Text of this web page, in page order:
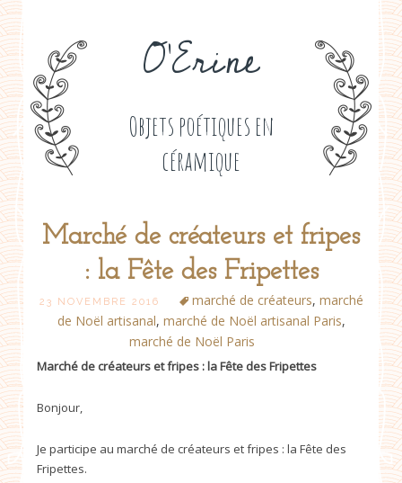
O'Erine
Objets poétiques en
céramique
Marché de créateurs et fripes
: la Fête des Fripettes
23 NOVEMBRE 2016 marché de créateurs, marché
de Noël artisanal, marché de Noël artisanal Paris,
marché de Noël Paris
Marché de créateurs et fripes : la Fête des Fripettes
Bonjour,
Je participe au marché de créateurs et fripes : la Fête des
Fripettes.
Post
navigation